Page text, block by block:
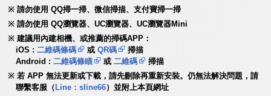
請勿使用 QQ掃一掃、微信掃描、支付寶掃一掃
請勿使用 QQ瀏覽器、UC瀏覽器、UC瀏覽器Mini
建議用內建相機、或推薦的掃碼APP：
iOS :二維碼條碼 或QR碼
掃描
Android :二維碼條瞄 或二維碼
掃描
若 APP 無法更新或下載，請先刪除再重新安裝。仍無法解決問題，請
聯繫客服（ Line：sline66）並附上本頁網址